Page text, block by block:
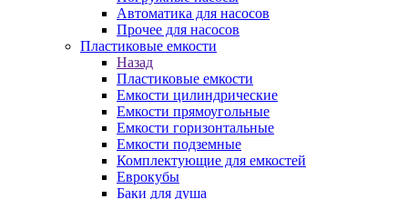
Автоматика для насосов
Прочее для насосов
Пластиковые емкости
Назад
Пластиковые емкости
Емкости цилиндрические
Емкости прямоугольные
Емкости горизонтальные
Емкости подземные
Комплектующие для емкостей
Еврокубы
Баки для душа